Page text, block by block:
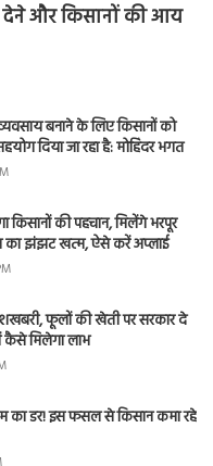
देने और किसानों की आय
बनाने के लिए किसानों को
दिया जा रहा है: मोहिंदर भगत
किसानों की पहचान, मिलेंगे भरपूर
का झंझट खत्म, ऐसे करें अप्लाई
फूलों की खेती पर सरकार दे
कैसे मिलेगा लाभ
का डर! इस फसल से किसान कमा रहे